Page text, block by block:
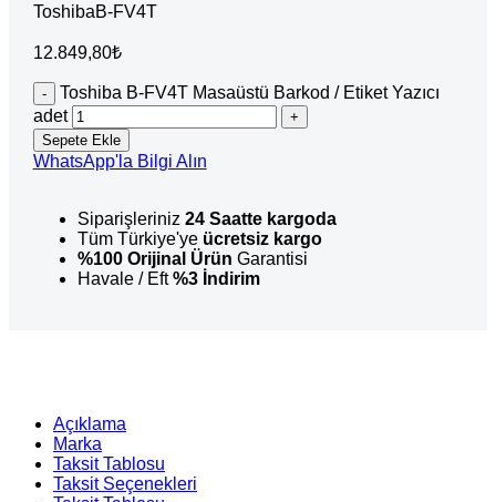
ToshibaB-FV4T
12.849,80₺
Toshiba B-FV4T Masaüstü Barkod / Etiket Yazıcı
adet
Sepete Ekle
WhatsApp'la Bilgi Alın
Siparişleriniz 24 Saatte kargoda
Tüm Türkiye'ye ücretsiz kargo
%100 Orijinal Ürün Garantisi
Havale / Eft%3 İndirim
Açıklama
Marka
Taksit Tablosu
Taksit Seçenekleri